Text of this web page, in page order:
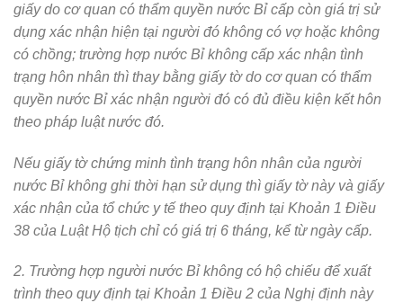
giấy do cơ quan có thẩm quyền nước Bỉ cấp còn giá trị sử
dụng xác nhận hiện tại người đó không có vợ hoặc không
có chồng; trường hợp nước Bỉ không cấp xác nhận tình
trạng hôn nhân thì thay bằng giấy tờ do cơ quan có thẩm
quyền nước Bỉ xác nhận người đó có đủ điều kiện kết hôn
theo pháp luật nước đó.
Nếu giấy tờ chứng minh tình trạng hôn nhân của người
nước Bỉ không ghi thời hạn sử dụng thì giấy tờ này và giấy
xác nhận của tổ chức y tế theo quy định tại Khoản 1 Điều
38 của Luật Hộ tịch chỉ có giá trị 6 tháng, kể từ ngày cấp.
2. Trường hợp người nước Bỉ không có hộ chiếu để xuất
trình theo quy định tại Khoản 1 Điều 2 của Nghị định này